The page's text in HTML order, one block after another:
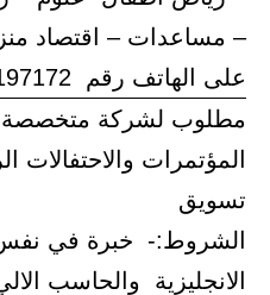
– مساعدات – اقتصاد
على الهاتف رقم 014197172
مطلوب لشركة متخصصة
المؤتمرات
تسويق
الشروط:- خبرة في نفس
الانجليزية والحاسب